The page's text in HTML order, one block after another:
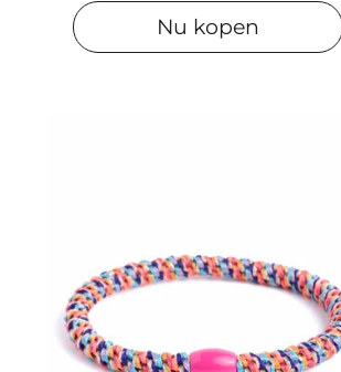
Nu kopen